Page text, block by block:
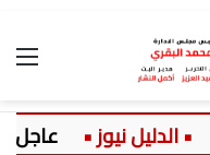
عاجل: